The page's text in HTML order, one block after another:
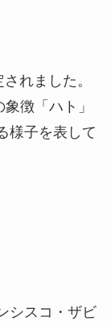
れました。
徴「ハト」
様子を表して
シスコ・ザビ